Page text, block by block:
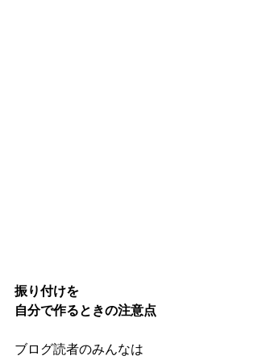
振り付けを
自分で作るときの注意点
ブログ読者のみんなは